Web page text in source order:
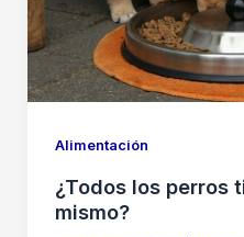
Alimentación
¿Todos los perros
mismo?